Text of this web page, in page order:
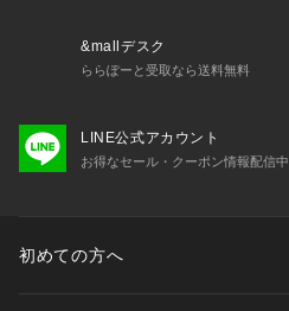
&mallデスク
ららぽーと受取なら送料無料
LINE公式アカウント
お得なセール・クーポン情報配信中
初めての方へ